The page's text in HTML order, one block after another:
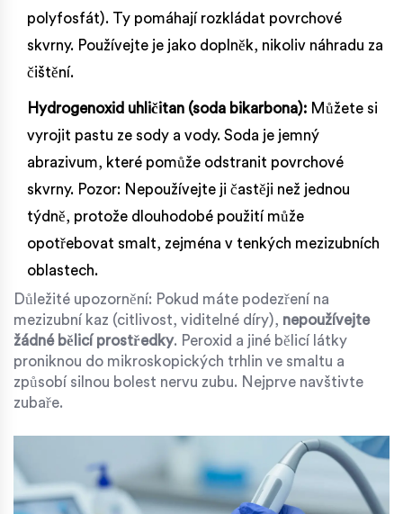
polyfosfát). Ty pomáhají rozkládat povrchové
skvrny. Používejte je jako doplněk, nikoliv náhradu za
čištění.
Hydrogenoxid uhličitan (soda bikarbona): Můžete si
vyrojit pastu ze sody a vody. Soda je jemný
abrazivum, které pomůže odstranit povrchové
skvrny. Pozor: Nepoužívejte ji častěji než jednou
týdně, protože dlouhodobé použití může
opotřebovat smalt, zejména v tenkých mezizubních
oblastech.
Důležité upozornění: Pokud máte podezření na
mezizubní kaz (citlivost, viditelné díry), nepoužívejte
žádné bělicí prostředky. Peroxid a jiné bělicí látky
proniknou do mikroskopických trhlin ve smaltu a
způsobí silnou bolest nervu zubu. Nejprve navštivte
zubaře.